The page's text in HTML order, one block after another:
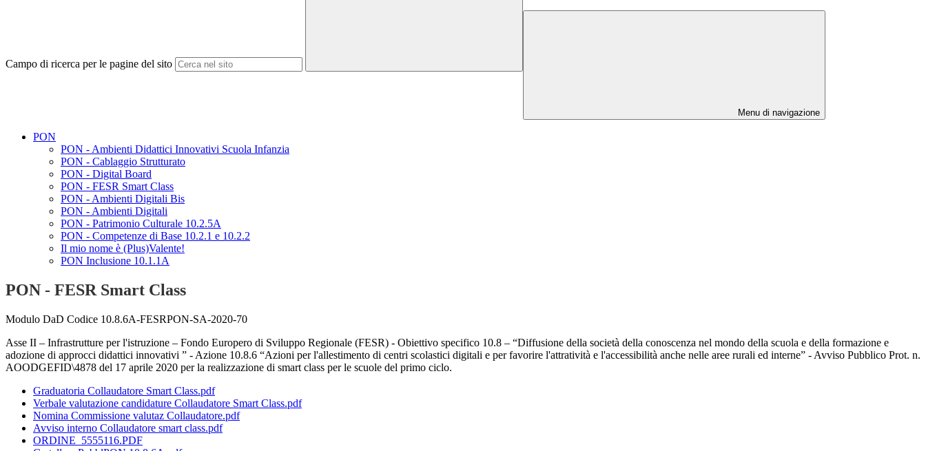
Campo di ricerca per le pagine del sito
Menu di navigazione
PON
PON - Ambienti Didattici Innovativi Scuola Infanzia
PON - Cablaggio Strutturato
PON - Digital Board
PON - FESR Smart Class
PON - Ambienti Digitali Bis
PON - Ambienti Digitali
PON - Patrimonio Culturale 10.2.5A
PON - Competenze di Base 10.2.1 e 10.2.2
Il mio nome è (Plus)Valente!
PON Inclusione 10.1.1A
PON - FESR Smart Class
Modulo DaD Codice 10.8.6A-FESRPON-SA-2020-70
Asse II – Infrastrutture per l'istruzione – Fondo Europero di Sviluppo Regionale (FESR) - Obiettivo specifico 10.8 – “Diffusione della società della conoscenza nel mondo della scuola e della formazione e
adozione di approcci didattici innovativi ” - Azione 10.8.6 “Azioni per l'allestimento di centri scolastici digitali e per favorire l'attratività e l'accessibilità anche nelle aree rurali ed interne” - Avviso Pubblico Prot. n.
AOODGEFID\4878 del 17 aprile 2020 per la realizzazione di smart class per le scuole del primo ciclo.
Graduatoria Collaudatore Smart Class.pdf
Verbale valutazione candidature Collaudatore Smart Class.pdf
Nomina Commissione valutaz Collaudatore.pdf
Avviso interno Collaudatore smart class.pdf
ORDINE_5555116.PDF